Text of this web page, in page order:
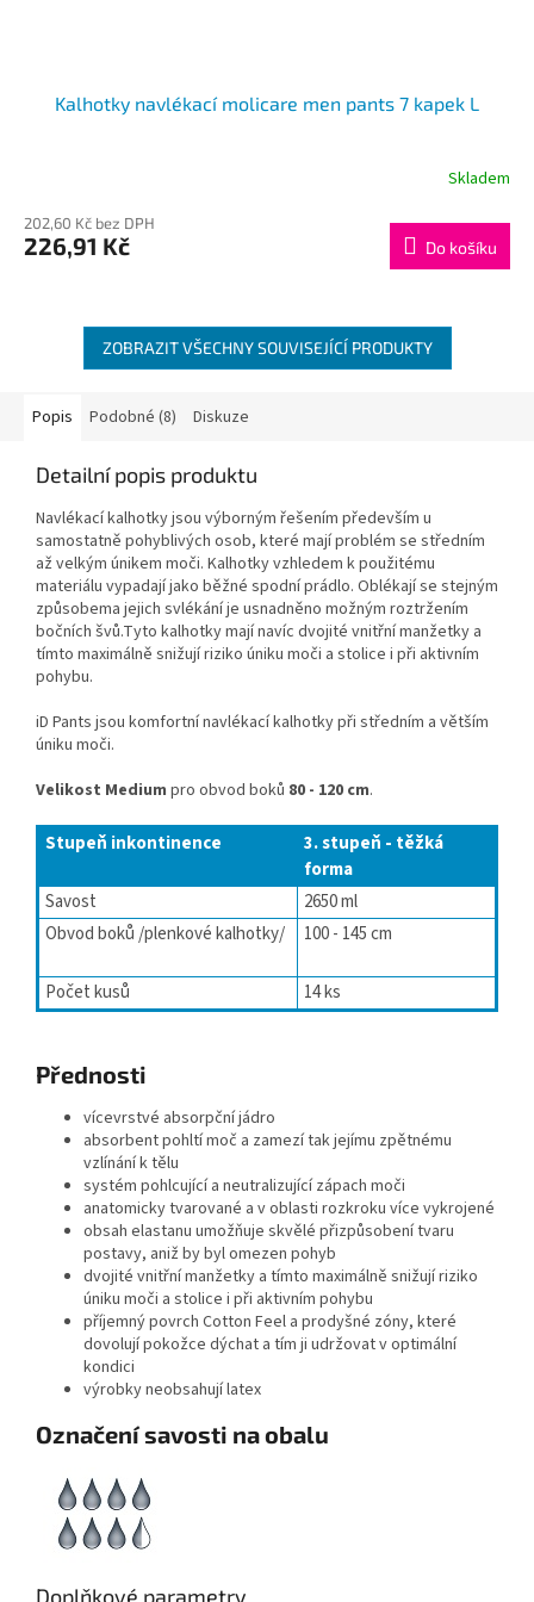
Kalhotky navlékací molicare men pants 7 kapek L
Skladem
202,60 Kč bez DPH
226,91 Kč Do košíku
ZOBRAZIT VŠECHNY SOUVISEJÍCÍ PRODUKTY
Popis Podobné (8) Diskuze
Detailní popis produktu
Navlékací kalhotky jsou výborným řešením především u
samostatně pohyblivých osob, které mají problém se středním
až velkým únikem moči. Kalhotky vzhledem k použitému
materiálu vypadají jako běžné spodní prádlo. Oblékají se stejným
způsobema jejich svlékání je usnadněno možným roztržením
bočních švů.Tyto kalhotky mají navíc dvojité vnitřní manžetky a
tímto maximálně snižují riziko úniku moči a stolice i při aktivním
pohybu.
iD Pants jsou komfortní navlékací kalhotky při středním a větším
úniku moči.
Velikost Medium pro obvod boků 80 - 120 cm.
Stupeň inkontinence
3. stupeň - těžká
forma
Savost
2650 ml
Obvod boků /plenkové kalhotky/
100 - 145 cm
Počet kusů 14 ks
Přednosti
vícevrstvé absorpční jádro
absorbent pohltí moč a zamezí tak jejímu zpětnému
vzlínání k tělu
systém pohlcující a neutralizující zápach moči
anatomicky tvarované a v oblasti rozkroku více vykrojené
obsah elastanu umožňuje skvělé přizpůsobení tvaru
postavy, aniž by byl omezen pohyb
dvojité vnitřní manžetky a tímto maximálně snižují riziko
úniku moči a stolice i při aktivním pohybu
příjemný povrch Cotton Feel a prodyšné zóny, které
dovolují pokožce dýchat a tím ji udržovat v optimální
kondici
výrobky neobsahují latex
Označení savosti na obalu
Doplňkové parametry